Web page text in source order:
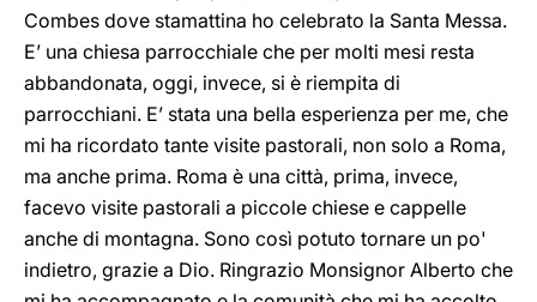
Combes dove stamattina ho celebrato la Santa Messa.
E’ una chiesa parrocchiale che per molti mesi resta
abbandonata, oggi, invece, si è riempita di
parrocchiani. E’ stata una bella esperienza per me, che
mi ha ricordato tante visite pastorali, non solo a Roma,
ma anche prima. Roma è una città, prima, invece,
facevo visite pastorali a piccole chiese e cappelle
anche di montagna. Sono così potuto tornare un po'
indietro, grazie a Dio. Ringrazio Monsignor Alberto che